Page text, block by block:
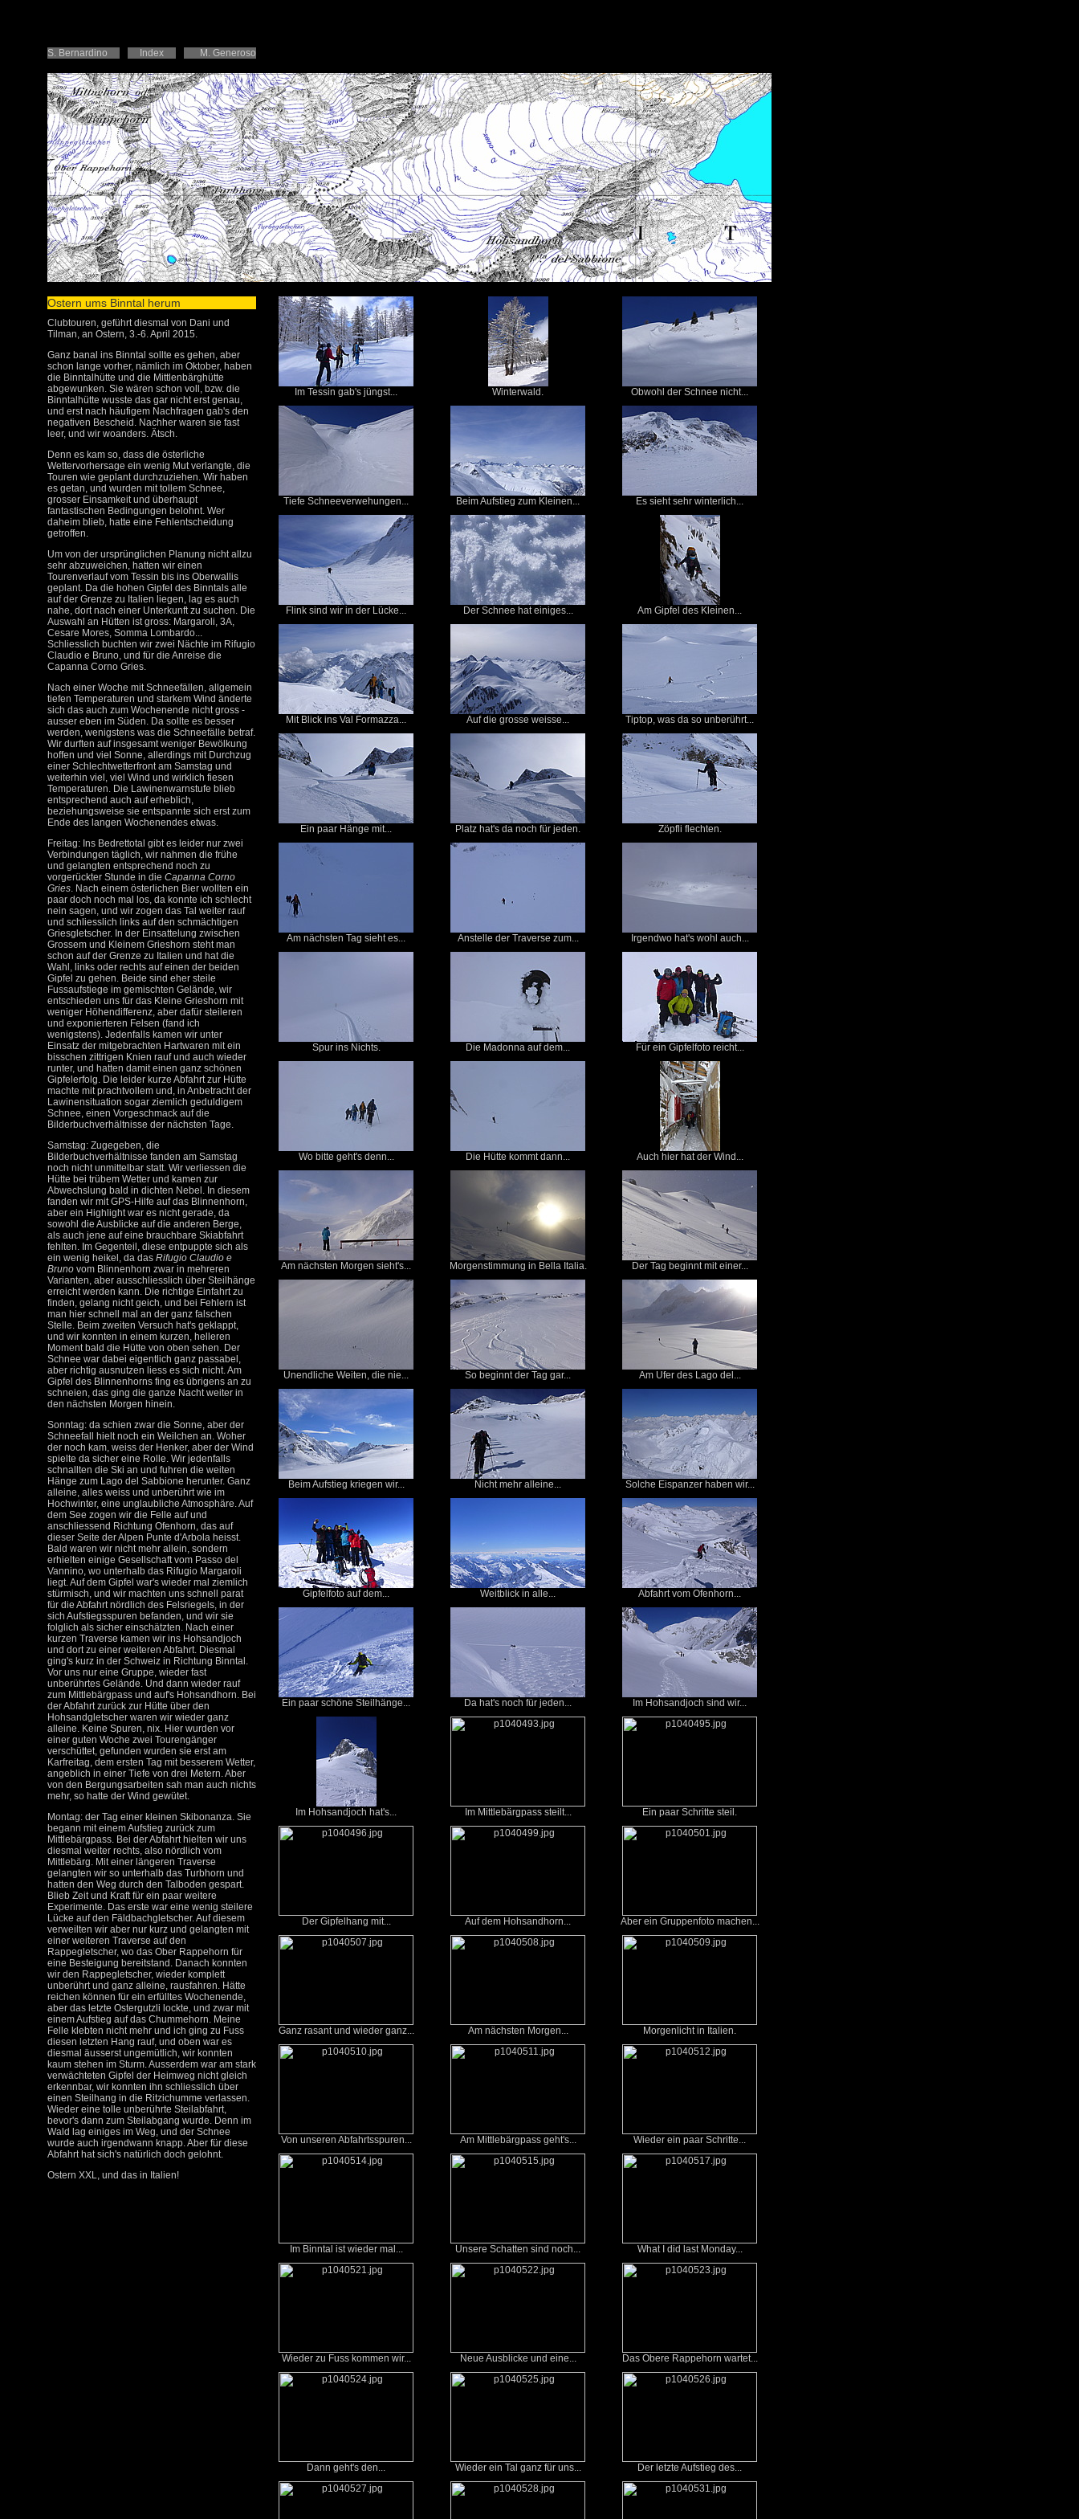
S. Bernardino Index M. Generoso
Ostern ums Binntal herum
Im Tessin gab's jüngst... Winterwald. Obwohl der Schnee nicht...
Clubtouren, geführt diesmal von Dani und
Tilman, an Ostern, 3.-6. April 2015.
Ganz banal ins Binntal sollte es gehen, aber
schon lange vorher, nämlich im Oktober, haben
die Binntalhütte und die Mittlenbärghütte
abgewunken. Sie wären schon voll, bzw. die
Binntalhütte wusste das gar nicht erst genau,
und erst nach häufigem Nachfragen gab's den
negativen Bescheid. Nachher waren sie fast
leer, und wir woanders. Ätsch.
Denn es kam so, dass die österliche
Wettervorhersage ein wenig Mut verlangte, die
Touren wie geplant durchzuziehen. Wir haben
es getan, und wurden mit tollem Schnee,
grosser Einsamkeit und überhaupt
fantastischen Bedingungen belohnt. Wer
daheim blieb, hatte eine Fehlentscheidung
getroffen.
Um von der ursprünglichen Planung nicht allzu
sehr abzuweichen, hatten wir einen
Tourenverlauf vom Tessin bis ins Oberwallis
geplant. Da die hohen Gipfel des Binntals alle
auf der Grenze zu Italien liegen, lag es auch
nahe, dort nach einer Unterkunft zu suchen. Die
Auswahl an Hütten ist gross: Margaroli, 3A,
Cesare Mores, Somma Lombardo...
Schliesslich buchten wir zwei Nächte im Rifugio
Claudio e Bruno, und für die Anreise die
Capanna Corno Gries.
Nach einer Woche mit Schneefällen, allgemein
tiefen Temperaturen und starkem Wind änderte
sich das auch zum Wochenende nicht gross -
ausser eben im Süden. Da sollte es besser
werden, wenigstens was die Schneefälle betraf.
Wir durften auf insgesamt weniger Bewölkung
hoffen und viel Sonne, allerdings mit Durchzug
einer Schlechtwetterfront am Samstag und
weiterhin viel, viel Wind und wirklich fiesen
Temperaturen. Die Lawinenwarnstufe blieb
entsprechend auch auf erheblich,
beziehungsweise sie entspannte sich erst zum
Ende des langen Wochenendes etwas.
Freitag: Ins Bedrettotal gibt es leider nur zwei
Verbindungen täglich, wir nahmen die frühe
und gelangten entsprechend noch zu
vorgerückter Stunde in die Capanna Corno
Gries. Nach einem österlichen Bier wollten ein
paar doch noch mal los, da konnte ich schlecht
nein sagen, und wir zogen das Tal weiter rauf
und schliesslich links auf den schmächtigen
Griesgletscher. In der Einsattelung zwischen
Grossem und Kleinem Grieshorn steht man
schon auf der Grenze zu Italien und hat die
Wahl, links oder rechts auf einen der beiden
Gipfel zu gehen. Beide sind eher steile
Fussaufstiege im gemischten Gelände, wir
entschieden uns für das Kleine Grieshorn mit
weniger Höhendifferenz, aber dafür steileren
und exponierteren Felsen (fand ich
wenigstens). Jedenfalls kamen wir unter
Einsatz der mitgebrachten Hartwaren mit ein
bisschen zittrigen Knien rauf und auch wieder
runter, und hatten damit einen ganz schönen
Gipfelerfolg. Die leider kurze Abfahrt zur Hütte
machte mit prachtvollem und, in Anbetracht der
Lawinensituation sogar ziemlich geduldigem
Schnee, einen Vorgeschmack auf die
Bilderbuchverhältnisse der nächsten Tage.
Samstag: Zugegeben, die
Bilderbuchverhältnisse fanden am Samstag
noch nicht unmittelbar statt. Wir verliessen die
Hütte bei trübem Wetter und kamen zur
Abwechslung bald in dichten Nebel. In diesem
fanden wir mit GPS-Hilfe auf das Blinnenhorn,
aber ein Highlight war es nicht gerade, da
sowohl die Ausblicke auf die anderen Berge,
als auch jene auf eine brauchbare Skiabfahrt
fehlten. Im Gegenteil, diese entpuppte sich als
ein wenig heikel, da das Rifugio Claudio e
Bruno vom Blinnenhorn zwar in mehreren
Varianten, aber ausschliesslich über Steilhänge
erreicht werden kann. Die richtige Einfahrt zu
finden, gelang nicht geich, und bei Fehlern ist
man hier schnell mal an der ganz falschen
Stelle. Beim zweiten Versuch hat's geklappt,
und wir konnten in einem kurzen, helleren
Moment bald die Hütte von oben sehen. Der
Schnee war dabei eigentlich ganz passabel,
aber richtig ausnutzen liess es sich nicht. Am
Gipfel des Blinnenhorns fing es übrigens an zu
schneien, das ging die ganze Nacht weiter in
den nächsten Morgen hinein.
Sonntag: da schien zwar die Sonne, aber der
Schneefall hielt noch ein Weilchen an. Woher
der noch kam, weiss der Henker, aber der Wind
spielte da sicher eine Rolle. Wir jedenfalls
schnallten die Ski an und fuhren die weiten
Hänge zum Lago del Sabbione herunter. Ganz
alleine, alles weiss und unberührt wie im
Hochwinter, eine unglaubliche Atmosphäre. Auf
dem See zogen wir die Felle auf und
anschliessend Richtung Ofenhorn, das auf
dieser Seite der Alpen Punte d'Arbola heisst.
Bald waren wir nicht mehr allein, sondern
erhielten einige Gesellschaft vom Passo del
Vannino, wo unterhalb das Rifugio Margaroli
liegt. Auf dem Gipfel war's wieder mal ziemlich
stürmisch, und wir machten uns schnell parat
für die Abfahrt nördlich des Felsriegels, in der
sich Aufstiegsspuren befanden, und wir sie
folglich als sicher einschätzten. Nach einer
kurzen Traverse kamen wir ins Hohsandjoch
und dort zu einer weiteren Abfahrt. Diesmal
ging's kurz in der Schweiz in Richtung Binntal.
Vor uns nur eine Gruppe, wieder fast
unberührtes Gelände. Und dann wieder rauf
zum Mittlebärgpass und auf's Hohsandhorn. Bei
der Abfahrt zurück zur Hütte über den
Hohsandgletscher waren wir wieder ganz
alleine. Keine Spuren, nix. Hier wurden vor
einer guten Woche zwei Tourengänger
verschüttet, gefunden wurden sie erst am
Karfreitag, dem ersten Tag mit besserem Wetter,
angeblich in einer Tiefe von drei Metern. Aber
von den Bergungsarbeiten sah man auch nichts
mehr, so hatte der Wind gewütet.
Montag: der Tag einer kleinen Skibonanza. Sie
begann mit einem Aufstieg zurück zum
Mittlebärgpass. Bei der Abfahrt hielten wir uns
diesmal weiter rechts, also nördlich vom
Mittlebärg. Mit einer längeren Traverse
gelangten wir so unterhalb das Turbhorn und
hatten den Weg durch den Talboden gespart.
Blieb Zeit und Kraft für ein paar weitere
Experimente. Das erste war eine wenig steilere
Lücke auf den Fäldbachgletscher. Auf diesem
verweilten wir aber nur kurz und gelangten mit
einer weiteren Traverse auf den
Rappegletscher, wo das Ober Rappehorn für
eine Besteigung bereitstand. Danach konnten
wir den Rappegletscher, wieder komplett
unberührt und ganz alleine, rausfahren. Hätte
reichen können für ein erfülltes Wochenende,
aber das letzte Ostergutzli lockte, und zwar mit
einem Aufstieg auf das Chummehorn. Meine
Felle klebten nicht mehr und ich ging zu Fuss
diesen letzten Hang rauf, und oben war es
diesmal äusserst ungemütlich, wir konnten
kaum stehen im Sturm. Ausserdem war am stark
verwächteten Gipfel der Heimweg nicht gleich
erkennbar, wir konnten ihn schliesslich über
einen Steilhang in die Ritzichumme verlassen.
Wieder eine tolle unberührte Steilabfahrt,
bevor's dann zum Steilabgang wurde. Denn im
Wald lag einiges im Weg, und der Schnee
wurde auch irgendwann knapp. Aber für diese
Abfahrt hat sich's natürlich doch gelohnt.
Ostern XXL, und das in Italien!
Tiefe Schneeverwehungen... Beim Aufstieg zum Kleinen... Es sieht sehr winterlich...
Flink sind wir in der Lücke... Der Schnee hat einiges... Am Gipfel des Kleinen...
Mit Blick ins Val Formazza... Auf die grosse weisse... Tiptop, was da so unberührt...
Ein paar Hänge mit... Platz hat's da noch für jeden. Zöpfli flechten.
Am nächsten Tag sieht es... Anstelle der Traverse zum... Irgendwo hat's wohl auch...
Spur ins Nichts. Die Madonna auf dem... Für ein Gipfelfoto reicht...
Wo bitte geht's denn... Die Hütte kommt dann... Auch hier hat der Wind...
Am nächsten Morgen sieht's... Morgenstimmung in Bella Italia. Der Tag beginnt mit einer...
Unendliche Weiten, die nie... So beginnt der Tag gar... Am Ufer des Lago del...
Beim Aufstieg kriegen wir... Nicht mehr alleine... Solche Eispanzer haben wir...
Gipfelfoto auf dem... Weitblick in alle... Abfahrt vom Ofenhorn...
Ein paar schöne Steilhänge... Da hat's noch für jeden... Im Hohsandjoch sind wir...
Im Hohsandjoch hat's... Im Mittlebärgpass steilt... Ein paar Schritte steil.
Der Gipfelhang mit... Auf dem Hohsandhorn... Aber ein Gruppenfoto machen...
Ganz rasant und wieder ganz... Am nächsten Morgen... Morgenlicht in Italien.
Von unseren Abfahrtsspuren... Am Mittlebärgpass geht's... Wieder ein paar Schritte...
Im Binntal ist wieder mal... Unsere Schatten sind noch... What I did last Monday...
Wieder zu Fuss kommen wir... Neue Ausblicke und eine... Das Obere Rappehorn wartet...
Dann geht's den... Wieder ein Tal ganz für uns... Der letzte Aufstieg des...